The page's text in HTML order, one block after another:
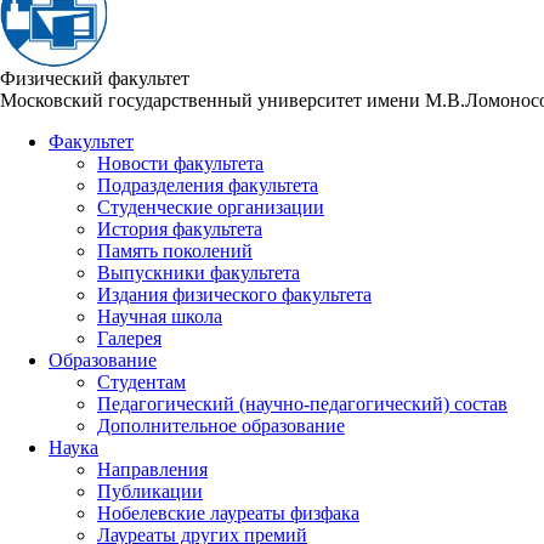
Физический факультет
Московский государственный университет имени
Факультет
Новости факультета
Подразделения факультета
Студенческие организации
История факультета
Память поколений
Выпускники факультета
Издания физического факультета
Научная школа
Галерея
Образование
Студентам
Педагогический (научно-педагогический) состав
Дополнительное образование
Наука
Направления
Публикации
Нобелевские лауреаты физфака
Лауреаты других премий